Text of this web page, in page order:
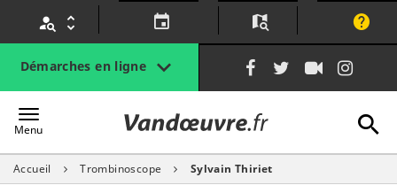
Gestion des traceurs
Démarches en ligne
Lien
vers
le
compte
Facebook
Lien
vers
Twitter
Lien
vers
chaîne
Youtube
vers
le
Menu Vandœuvre.fr
Accueil Trombinoscope Sylvain Thiriet